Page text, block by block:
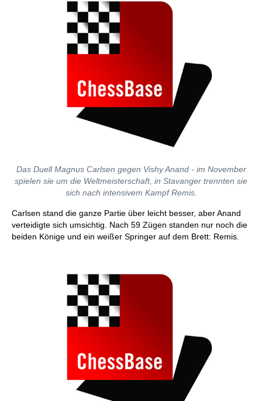
Das Duell Magnus Carlsen gegen Vishy Anand - im November
spielen sie um die Weltmeisterschaft, in Stavanger trennten sie
sich nach intensivem Kampf Remis.
Carlsen stand die ganze Partie über leicht besser, aber Anand
verteidigte sich umsichtig. Nach 59 Zügen standen nur noch die
beiden Könige und ein weißer Springer auf dem Brett: Remis.